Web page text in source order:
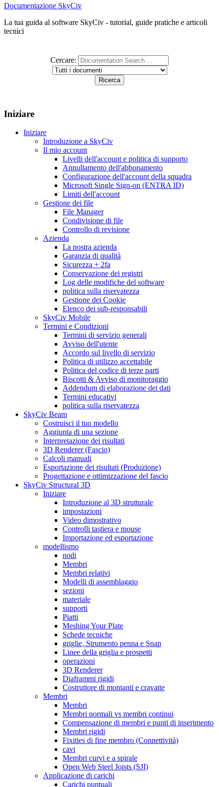
Documentazione SkyCiv
La tua guida al software SkyCiv - tutorial, guide pratiche e articoli
tecnici
Cercare:
Iniziare
Iniziare
Introduzione a SkyCiv
Il mio account
Livelli dell'account e politica di supporto
Annullamento dell'abbonamento
Configurazione dell'account della squadra
Microsoft Single Sign-on (ENTRA ID)
Limiti dell'account
Gestione dei file
File Manager
Condivisione di file
Controllo di revisione
Azienda
La nostra azienda
Garanzia di qualità
Sicurezza + 2fa
Conservazione dei registri
Log delle modifiche del software
politica sulla riservatezza
Gestione dei Cookie
Elenco dei sub-responsabili
SkyCiv Mobile
Termini e Condizioni
Termini di servizio generali
Avviso dell'utente
Accordo sul livello di servizio
Politica di utilizzo accettabile
Politica del codice di terze parti
Biscotti & Avviso di monitoraggio
Addendum di elaborazione dei dati
Termini educativi
politica sulla riservatezza
SkyCiv Beam
Costruisci il tuo modello
Aggiunta di una sezione
Interpretazione dei risultati
3D Renderer (Fascio)
Calcoli manuali
Esportazione dei risultati (Produzione)
Progettazione e ottimizzazione del fascio
SkyCiv Structural 3D
Iniziare
Introduzione al 3D strutturale
impostazioni
Video dimostrativo
Controlli tastiera e mouse
Importazione ed esportazione
modellismo
nodi
Membri
Membri relativi
Modelli di assemblaggio
sezioni
materiale
supporti
Piatti
Meshing Your Plate
Schede tecniche
griglie, Strumento penna e Snap
Linee della griglia e prospetti
operazioni
3D Renderer
Diaframmi rigidi
Costruttore di montanti e cravatte
Membri
Membri
Membri normali vs membri continui
Compensazione di membri e punti di inserimento
Membri rigidi
Fixities di fine membro (Connettività)
cavi
Membri curvi e a spirale
Open Web Steel Joists (SJI)
Applicazione di carichi
Carichi puntuali